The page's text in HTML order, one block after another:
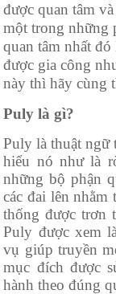
được quan tâm
một trong những
quan tâm nhất
được gia công
này thì hãy cùng
Puly là gì?
Puly là thuật ngữ
hiểu nó như là
những bộ phận
các đai lên nhằm
thống được trơn
Puly được xem
vụ giúp truyền
mục đích được
hành theo đúng